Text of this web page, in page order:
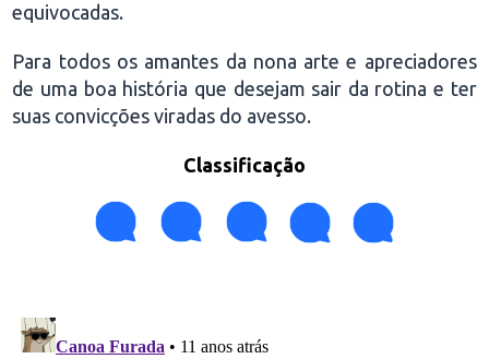
equivocadas.
Para todos os amantes da nona arte e apreciadores
de uma boa história que desejam sair da rotina e ter
suas convicções viradas do avesso.
Classificação